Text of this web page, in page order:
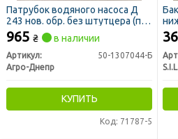
Патрубок водяного насоса Д
243 нов. обр. без штутцера (пр-
во Агро-Днепр)
965 ₴ в наличии
Артикул:
50-1307044-Б
Агро-Днепр
КУПИТЬ
Код: 71787-5